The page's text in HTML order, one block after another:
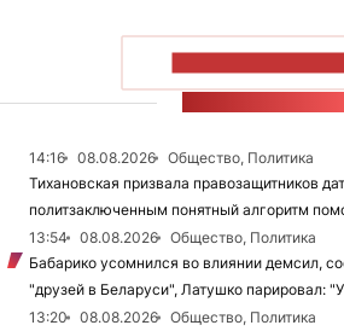
14:16 08.08.2026
Общество, Политика
Тихановская призвала правозащитников
политзаключенным понятный алгоритм
13:54
08.08.2026
Общество, Политика
Бабарико усомнился во влиянии демсил,
"друзей в Беларуси", Латушко парировал:
13:20
08.08.2026 Общество, Политика